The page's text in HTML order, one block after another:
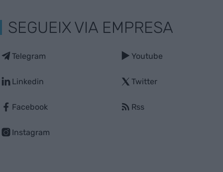
SEGUEIX VIA EMPRESA
Telegram
Linkedin
Facebook
Instagram
Youtube
Twitter
Rss